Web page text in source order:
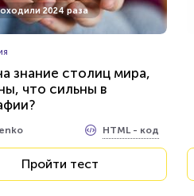
2024 раза
знание столиц мира,
что сильны в
HTML - код
Пройти тест